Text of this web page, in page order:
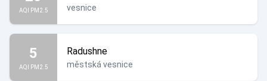
AQI PM2.5 vesnice
5
AQI PM2.5
Radushne
městská vesnice